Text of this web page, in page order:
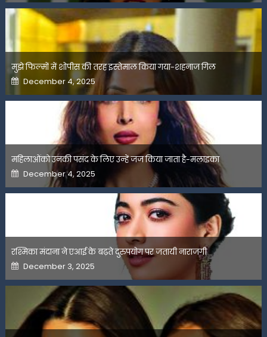
मुझे फिल्मों में शोपीस की तरह इस्तेमाल किया गया-शहनाज गिल
Posted
on
December 4, 2025
महिलाओंको उनकी पसंद के लिए उन्हें जज किया जाता है-मलाइका
Posted
on
December 4, 2025
रश्मिका मंदाना ने एआई के बढ़ते दुरुपयोग पर जतायी नाराजगी
Posted
on
December 3, 2025